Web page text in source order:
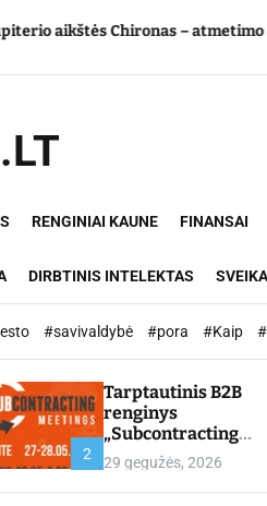
– atmetimo žaizda
RENGINIAI KAUNE FINANSAI
DIRBTINIS INTELEKTAS
#savivaldybė #pora #Kaip
2
Tarptautinis B2B
renginys
„Subcontracting
Meetings 2026“ –
chamber.lt
29 gegužės, 2026